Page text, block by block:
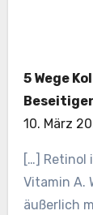
5 Wege
10. März
[…] Retinol
Vitamin A.
äußerlich